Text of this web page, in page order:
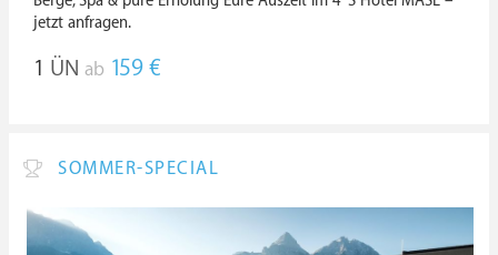
jetzt anfragen.
1 ÜN ab 159 €
SOMMER-SPECIAL